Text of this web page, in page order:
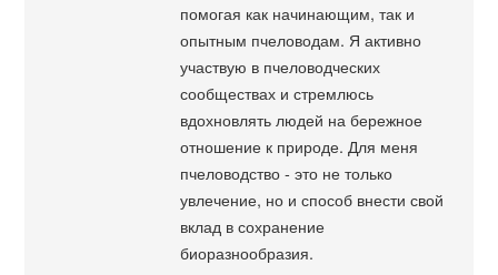
помогая как начинающим, так и
опытным пчеловодам. Я активно
участвую в пчеловодческих
сообществах и стремлюсь
вдохновлять людей на бережное
отношение к природе. Для меня
пчеловодство - это не только
увлечение, но и способ внести свой
вклад в сохранение
биоразнообразия.